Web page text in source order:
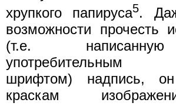
хрупкого папируса5.
возможности прочесть
(т.е.
употребительным
шрифтом) надпись,
краскам